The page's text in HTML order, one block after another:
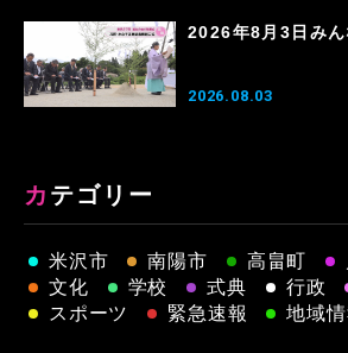
2026年8月3日み
2026.08.03
カテゴリー
米沢市 南陽市 高畠町
文化
学校 式典 行政
スポーツ
緊急速報 地域情